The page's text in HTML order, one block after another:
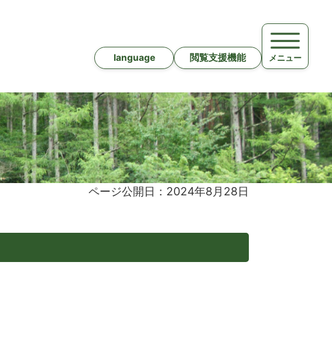
language 閲覧支援機能 メニュー
ページ公開日：2024年8月28日